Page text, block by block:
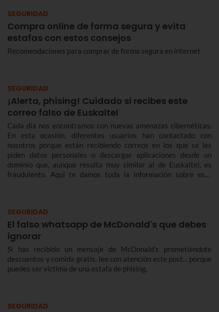
SEGURIDAD
Compra online de forma segura y evita
estafas con estos consejos
Recomendaciones para comprar de forma segura en internet
SEGURIDAD
¡Alerta, phising! Cuidado si recibes este
correo falso de Euskaltel
Cada día nos encontramos con nuevas amenazas cibernéticas.
En esta ocasión, diferentes usuarios han contactado con
nosotros porque están recibiendo correos en los que se les
piden datos personales o descargar aplicaciones desde un
dominio que, aunque resulta muy similar al de Euskaltel, es
fraudulento. Aquí te damos toda la información sobre este
SEGURIDAD
El falso whatsapp de McDonald's que debes
ignorar
Si has recibido un mensaje de McDonald's prometiéndote
descuentos y comida gratis, lee con atención este post... porque
puedes ser víctima de una estafa de phising.
SEGURIDAD